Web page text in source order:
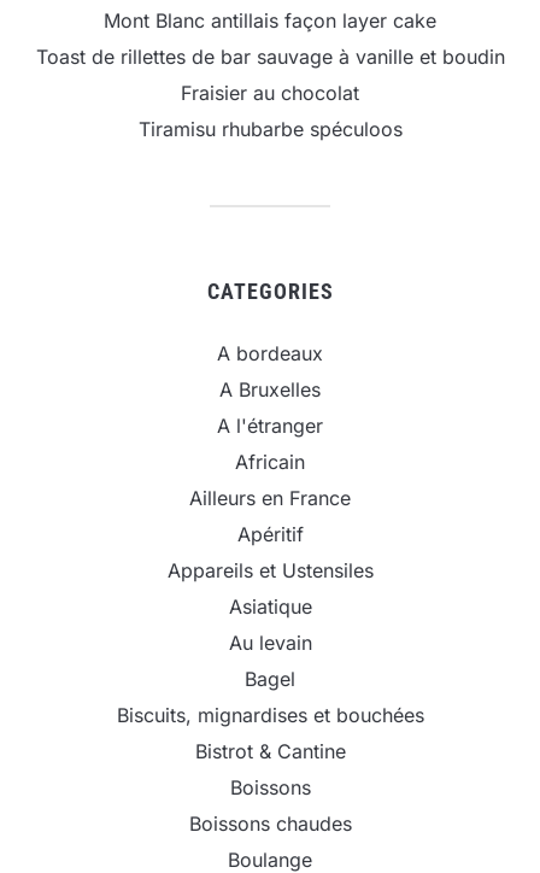
Mont Blanc antillais façon layer cake
Toast de rillettes de bar sauvage à vanille et boudin
Fraisier au chocolat
Tiramisu rhubarbe spéculoos
CATEGORIES
A bordeaux
A Bruxelles
A l'étranger
Africain
Ailleurs en France
Apéritif
Appareils et Ustensiles
Asiatique
Au levain
Bagel
Biscuits, mignardises et bouchées
Bistrot & Cantine
Boissons
Boissons chaudes
Boulange